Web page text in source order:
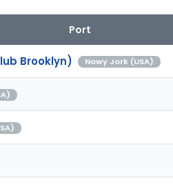
Port
Brooklyn) Nowy Jork (USA)